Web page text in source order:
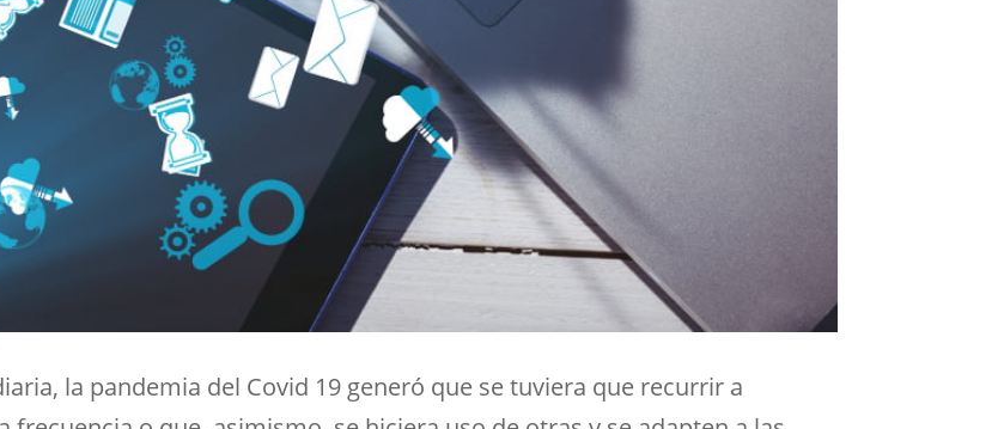
la pandemia del Covid 19 generó que se tuviera que recurrir a